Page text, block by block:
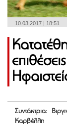
10.03.2017 | 18:51
Συντάκτρια:
Καρβέλλη